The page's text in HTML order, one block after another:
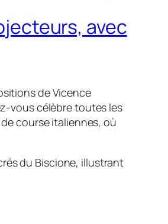
avec
de Vicence
vous célèbre toutes les
course italiennes, où
du Biscione, illustrant